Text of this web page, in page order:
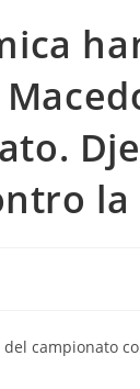
la
campionato